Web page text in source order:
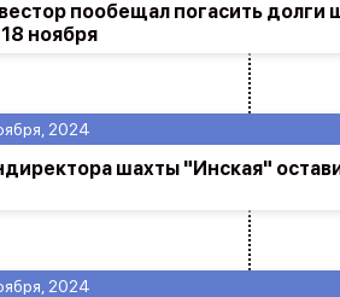
2024
2024
шахты "Инская"
пообещал погасить долги
ноября